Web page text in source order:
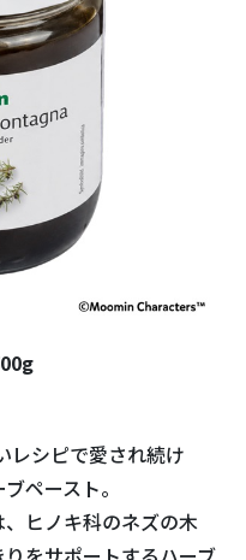
レシピで愛され続け
ペースト。
ヒノキ科のネズの木